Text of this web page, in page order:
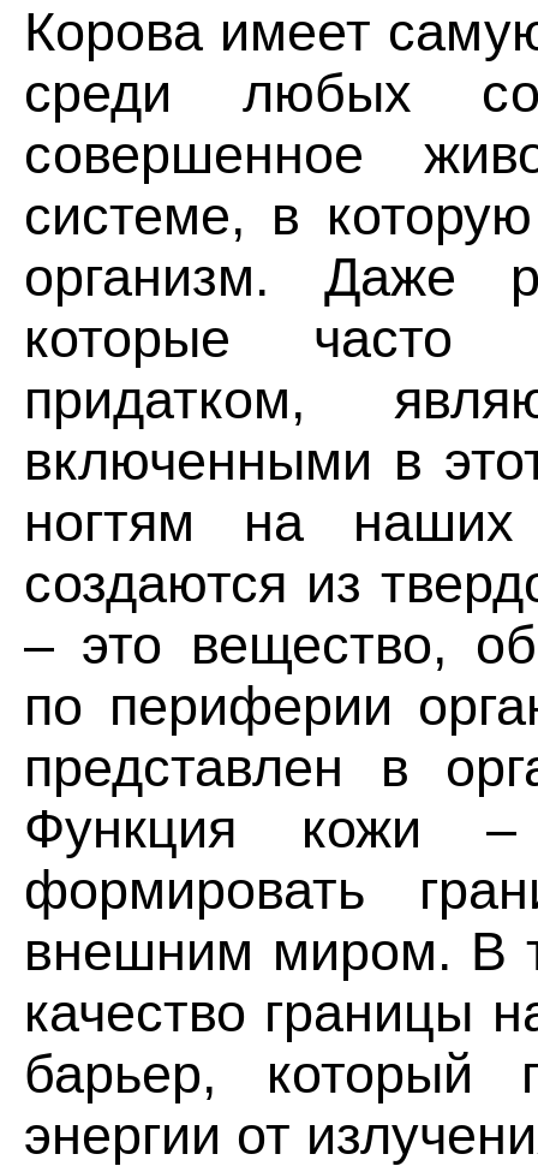
Корова имеет
среди любых
совершенное
системе, в
организм. Даже
которые часто
придатком,
включенными в
ногтям на
создаются из
– это вещество,
по периферии
представлен в
Функция кожи
формировать
внешним миром. В
качество границы
барьер, который
энергии от